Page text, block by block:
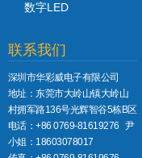
数字LED
联系我们
深圳市华彩威电子有限公司
地址：东莞市大岭山镇大岭山
村拥军路136号光辉智谷5栋B区
电话：+86 0769-81619276 尹
小姐：18603078017